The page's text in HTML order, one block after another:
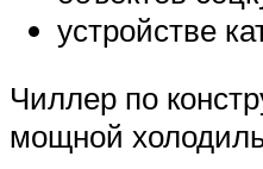
устройстве
Чиллер по
мощной